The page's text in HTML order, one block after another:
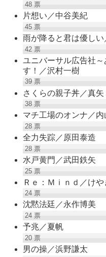
48票
片想い／中谷美紀
45票
雨が降ると君は優しい
42票
ユニバーサル広告社
す！／沢村一樹
39票
さくらの親子丼／真矢
38票
マチ工場のオンナ／内
28票
全力失踪／原田泰造
28票
水戸黄門／武田鉄矢
25票
Ｒｅ：Ｍｉｎｄ／けや
24票
沈黙法廷／永作博美
24票
予兆／夏帆
20票
男の操／浜野謙太